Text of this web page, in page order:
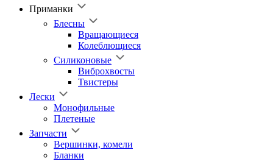
Приманки
Блесны
Вращающиеся
Колеблющиеся
Силиконовые
Виброхвосты
Твистеры
Лески
Монофильные
Плетеные
Запчасти
Вершинки, комели
Бланки